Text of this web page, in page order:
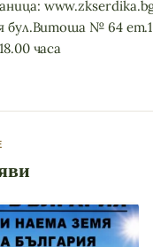
бул.Витоша № 64
часа